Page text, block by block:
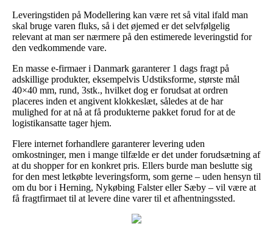
Leveringstiden på Modellering kan være ret så vital ifald man
skal bruge varen fluks, så i det øjemed er det selvfølgelig
relevant at man ser nærmere på den estimerede leveringstid for
den vedkommende vare.
En masse e-firmaer i Danmark garanterer 1 dags fragt på
adskillige produkter, eksempelvis Udstiksforme, største mål
40×40 mm, rund, 3stk., hvilket dog er forudsat at ordren
placeres inden et angivent klokkeslæt, således at de har
mulighed for at nå at få produkterne pakket forud for at de
logistikansatte tager hjem.
Flere internet forhandlere garanterer levering uden
omkostninger, men i mange tilfælde er det under forudsætning af
at du shopper for en konkret pris. Ellers burde man beslutte sig
for den mest letkøbte leveringsform, som gerne – uden hensyn til
om du bor i Herning, Nykøbing Falster eller Sæby – vil være at
få fragtfirmaet til at levere dine varer til et afhentningssted.